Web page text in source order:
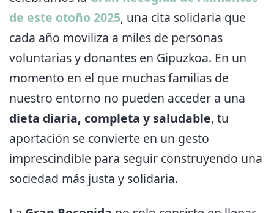
de este otoño 2025, una cita solidaria que
cada año moviliza a miles de personas
voluntarias y donantes en Gipuzkoa. En un
momento en el que muchas familias de
nuestro entorno no pueden acceder a una
dieta diaria, completa y saludable, tu
aportación se convierte en un gesto
imprescindible para seguir construyendo una
sociedad más justa y solidaria.